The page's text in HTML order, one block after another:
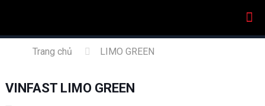
Trang chủ LIMO GREEN
VINFAST LIMO GREEN